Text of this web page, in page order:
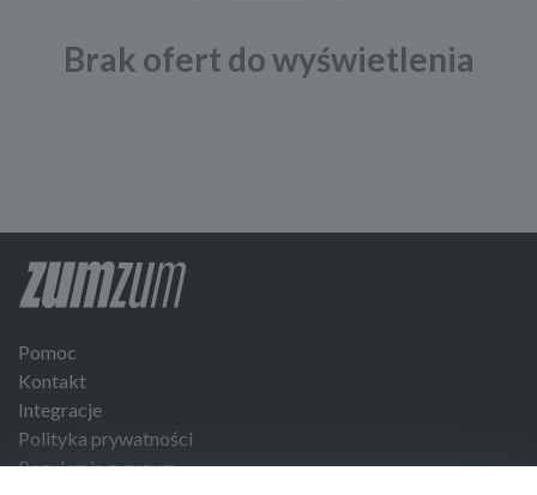
Brak ofert do wyświetlenia
Pomoc
Kontakt
Integracje
Polityka prywatności
Regulamin zumzum